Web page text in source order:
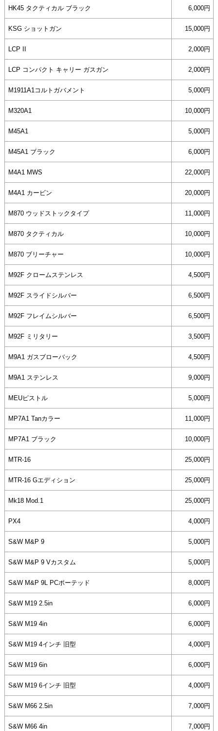
HK45 タクティカル ブラック 6,000円
KSG ショットガン 15,000円
LCP II 2,000円
LCP コンパクト キャリー ガスガン 2,000円
M1911A1コルトガバメント 5,000円
M320A1 10,000円
M45A1 5,000円
M45A1 ブラック 6,000円
M4A1 MWS 22,000円
M4A1 カービン 20,000円
M870 ウッドストックタイプ 11,000円
M870 タクティカル 10,000円
M870 ブリーチャー 10,000円
M92F クロームステンレス 4,500円
M92F スライドシルバー 6,500円
M92F フレイムシルバー 6,500円
M92F ミリタリー 3,500円
M9A1 ガスブローバック 4,500円
M9A1 ステンレス 9,000円
MEUピストル 5,000円
MP7A1 Tanカラー 11,000円
MP7A1 ブラック 10,000円
MTR-16 25,000円
MTR-16 Gエディション 25,000円
Mk18 Mod.1 25,000円
PX4 4,000円
S&W M&P 9 5,000円
S&W M&P 9 Vカスタム 5,000円
S&W M&P 9L PCポーテッド 8,000円
S&W M19 2.5in 6,000円
S&W M19 4in 6,000円
S&W M19 4インチ 旧型 4,000円
S&W M19 6in 6,000円
S&W M19 6インチ 旧型 4,000円
S&W M66 2.5in 7,000円
S&W M66 4in 7,000円